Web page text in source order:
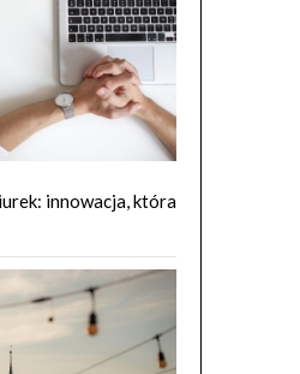
innowacja, która